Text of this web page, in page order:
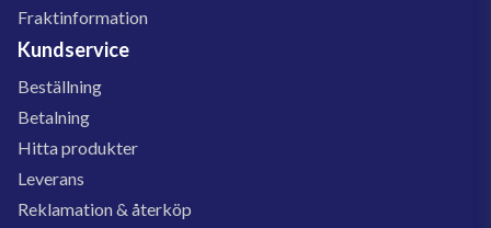
Fraktinformation
Kundservice
Beställning
Betalning
Hitta produkter
Leverans
Reklamation & återköp